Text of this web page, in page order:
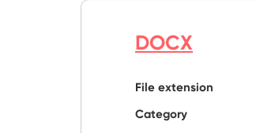
DOCX
File extension
Category